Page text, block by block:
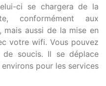
ci se chargera de la
conformément aux
mais aussi de la mise en
votre wifi. Vous pouvez
de soucis. Il se déplace
pour les services